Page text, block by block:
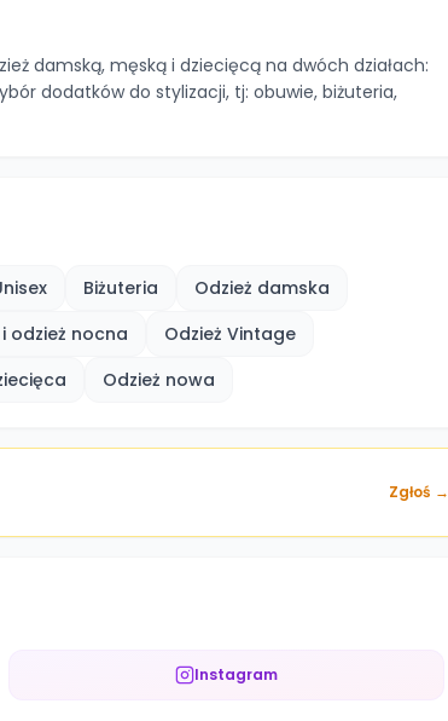
damską, męską i dziecięcą na dwóch działach:
dodatków do stylizacji, tj: obuwie, biżuteria,
Biżuteria
Odzież damska
odzież nocna
Odzież Vintage
Odzież nowa
Zgłoś →
Instagram